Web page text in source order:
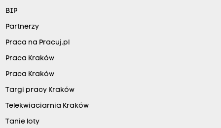
BIP
Partnerzy
Praca na Pracuj.pl
Praca Kraków
Praca Kraków
Targi pracy Kraków
Telekwiaciarnia Kraków
Tanie loty